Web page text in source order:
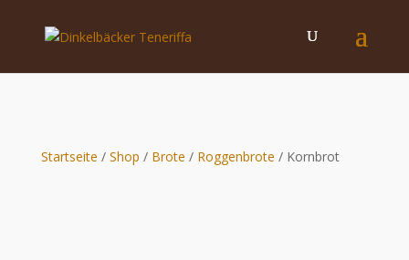
Startseite / Shop / Brote / Roggenbrote / Kornbrot